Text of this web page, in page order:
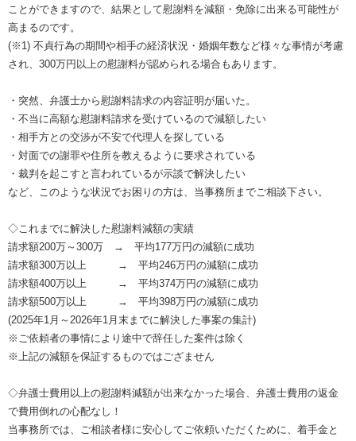
ことができますので、結果として慰謝料を減額・免除に出来る可能性が
高まるのです。
(※1) 不貞行為の期間や相手の経済状況・婚姻年数など様々な事情が考慮
され、300万円以上の慰謝料が認められる場合もあります。
・突然、弁護士から慰謝料請求の内容証明が届いた。
・不当に高額な慰謝料請求を受けているので減額したい
・相手方との交渉が不安で代理人を探している
・対面での謝罪や住所を教えるように要求されている
・裁判を起こすと言われているが示談で解決したい
など、このような状況でお困りの方は、当事務所までご相談下さい。
◇これまでに解決した慰謝料減額の実績
請求額200万～300万 → 平均177万円の減額に成功
請求額300万以上 → 平均246万円の減額に成功
請求額400万以上 → 平均374万円の減額に成功
請求額500万以上 → 平均398万円の減額に成功
(2025年1月～2026年1月末までに解決した事案の集計)
※ご依頼者の事情により途中で辞任した案件は除く
※上記の減額を保証するものではござません
◇弁護士費用以上の慰謝料減額が出来なかった場合、弁護士費用の返金
で費用倒れの心配なし！
当事務所では、ご相談者様に安心してご依頼いただくために、着手金と